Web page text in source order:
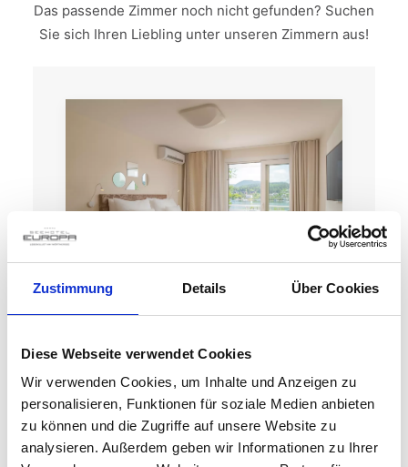
Zustimmung Details Über Cookies
Diese Webseite verwendet Cookies
Wir verwenden Cookies, um Inhalte und Anzeigen zu
personalisieren, Funktionen für soziale Medien anbieten
zu können und die Zugriffe auf unsere Website zu
analysieren. Außerdem geben wir Informationen zu Ihrer
Das passende Zimmer noch nicht gefunden? Suchen
Sie sich Ihren Liebling unter unseren Zimmern aus!
DZ SEEBLICK
Details